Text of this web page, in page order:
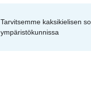
Tarvitsemme kaksikielisen
ympäristökunnissa